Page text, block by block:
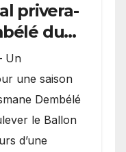
privera-
du
Un
une saison
Dembélé
le Ballon
d’une